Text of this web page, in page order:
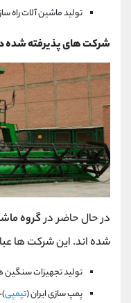
تولید ماشین آلات راه
شرکت های پذیرفته شده
در حال حاضر درگروه
شده اند. این شرکت ها
توليد تجهيزات سنگين
پمپ‌ سازی‌ ايران‌ (تپمپی